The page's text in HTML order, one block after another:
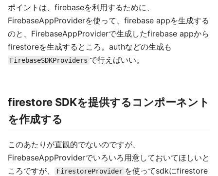
ポイントは、firebaseを利用するために、
FirebaseAppProviderを使って、firebase appを生成する
のと、FirebaseAppProviderで生成したfirebase appから
firestoreを生成するところ。authなどの生成も
FirebaseSDKProviders で行えばいい。
firestore SDKを提供するコンポーネント
を作成する
このあたりが直観的でないのですが、
FirebaseAppProviderでいろいろ用意しておいてほしいと
ころですが、
FirestoreProvider を使ってsdkにfirestore